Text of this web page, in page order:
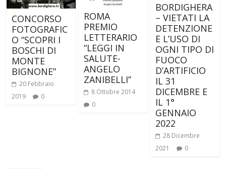
CONCORSO
FOTOGRAFIC
O “SCOPRI I
BOSCHI DI
MONTE
BIGNONE”
20 Febbraio
2019
0
ROMA
PREMIO
LETTERARIO
“LEGGI IN
SALUTE-
ANGELO
ZANIBELLI”
8 Ottobre 2014
0
BORDIGHERA
– VIETATI LA
DETENZIONE
E L’USO DI
OGNI TIPO DI
FUOCO
D’ARTIFICIO
IL 31
DICEMBRE E
IL 1°
GENNAIO
2022
28 Dicembre
2021
0